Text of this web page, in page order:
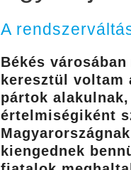
A
Békés
keresztül
pártok
értelmiségiként
kiengednek